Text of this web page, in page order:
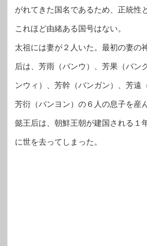
がれてきた国名であるため、正統性
これほど由緒ある国号はない。
太祖には妻が２人いた。最初の妻の
后は、芳雨（バンウ）、芳果（バン
ンウィ）、芳幹（バンガン）、芳遠
芳衍（バンヨン）の６人の息子を産
懿王后は、朝鮮王朝が建国される１
に世を去ってしまった。